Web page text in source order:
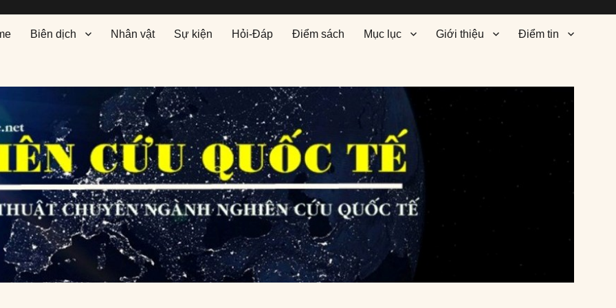
Biên dịch Nhân vật Sự kiện Hỏi-Đáp Điểm sách Mục lục Giới thiệu Điểm tin